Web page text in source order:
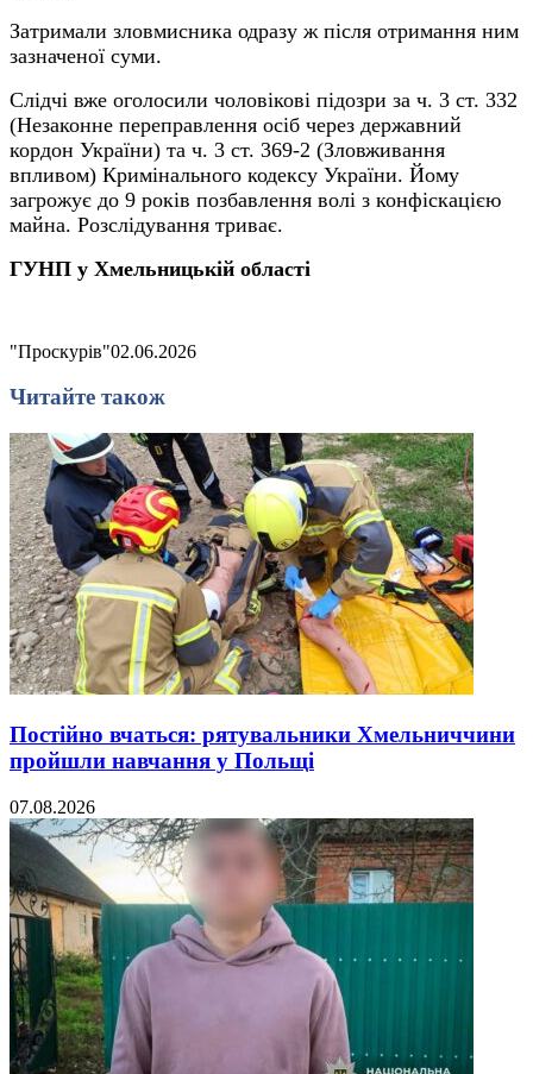
Затримали зловмисника одразу ж після отримання ним
зазначеної суми.
Слідчі вже оголосили чоловікові підозри за ч. 3 ст. 332
(Незаконне переправлення осіб через державний
кордон України) та ч. 3 ст. 369-2 (Зловживання
впливом) Кримінального кодексу України. Йому
загрожує до 9 років позбавлення волі з конфіскацією
майна. Розслідування триває.
ГУНП у Хмельницькій області
"Проскурів"02.06.2026
Читайте також
Постійно вчаться: рятувальники Хмельниччини
пройшли навчання у Польщі
07.08.2026